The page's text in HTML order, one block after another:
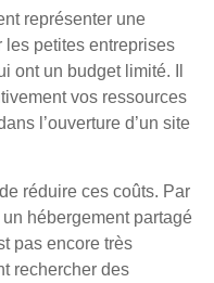
représenter une
les petites entreprises
ont un budget limité. Il
vos ressources
l’ouverture d’un site
réduire ces coûts. Par
hébergement partagé
pas encore très
rechercher des